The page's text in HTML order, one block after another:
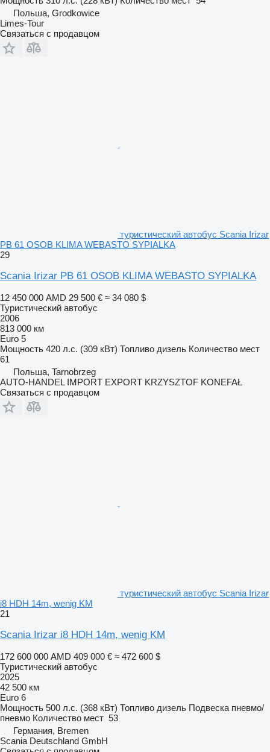
Польша, Grodkowice
Limes-Tour
Связаться с продавцом
туристический автобус Scania Irizar
PB 61 OSOB KLIMA WEBASTO SYPIALKA
29
Scania Irizar PB 61 OSOB KLIMA WEBASTO SYPIALKA
12 450 000 AMD 29 500 € ≈ 34 080 $
Туристический автобус
2006
813 000 км
Euro 5
Мощность 420 л.с. (309 кВт) Топливо дизель Количество мест
61
Польша, Tarnobrzeg
AUTO-HANDEL IMPORT EXPORT KRZYSZTOF KONEFAŁ
Связаться с продавцом
туристический автобус Scania Irizar
i8 HDH 14m, wenig KM
21
Scania Irizar i8 HDH 14m, wenig KM
172 600 000 AMD 409 000 € ≈ 472 600 $
Туристический автобус
2025
42 500 км
Euro 6
Мощность 500 л.с. (368 кВт) Топливо дизель Подвеска пневмо/
пневмо Количество мест 53
Германия, Bremen
Scania Deutschland GmbH